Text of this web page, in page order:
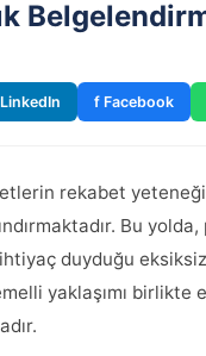
f Facebook
rekabet
Bu
duyduğu
yaklaşımı